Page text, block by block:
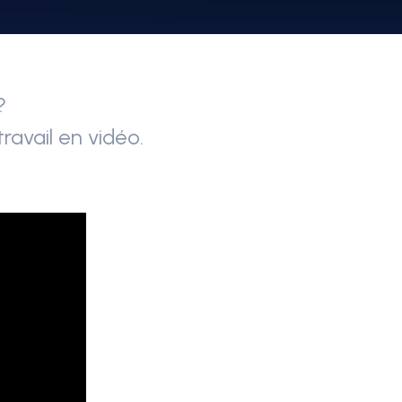
en vidéo.